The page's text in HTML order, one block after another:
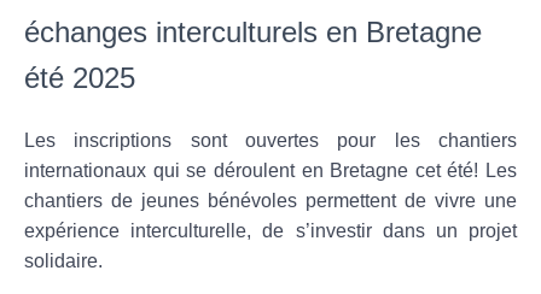
échanges interculturels en Bretagne
été 2025
Les inscriptions sont ouvertes pour les chantiers
internationaux qui se déroulent en Bretagne cet été! Les
chantiers de jeunes bénévoles permettent de vivre une
expérience interculturelle, de s’investir dans un projet
solidaire.